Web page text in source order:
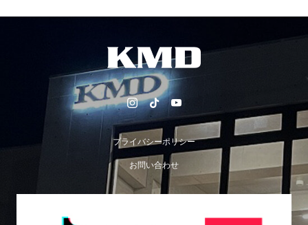
プライバシーポリシー
お問い合わせ